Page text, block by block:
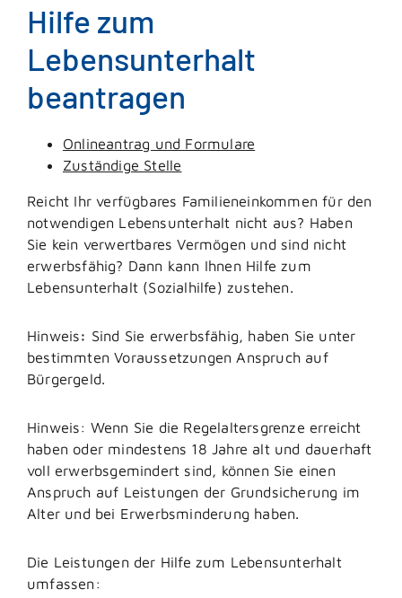
Hilfe zum
Lebensunterhalt
beantragen
Onlineantrag und Formulare
Zuständige Stelle
Reicht Ihr verfügbares Familieneinkommen für den
notwendigen Lebensunterhalt nicht aus? Haben
Sie kein verwertbares Vermögen und sind nicht
erwerbsfähig? Dann kann Ihnen Hilfe zum
Lebensunterhalt (Sozialhilfe) zustehen.
Hinweis: Sind Sie erwerbsfähig, haben Sie unter
bestimmten Voraussetzungen Anspruch auf
Bürgergeld.
Hinweis: Wenn Sie die Regelaltersgrenze erreicht
haben oder mindestens 18 Jahre alt und dauerhaft
voll erwerbsgemindert sind, können Sie einen
Anspruch auf Leistungen der Grundsicherung im
Alter und bei Erwerbsminderung haben.
Die Leistungen der Hilfe zum Lebensunterhalt
umfassen: